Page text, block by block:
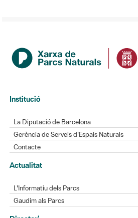
Institució
Gerència de Serveis d'Espais Naturals
Actualitat
L'Informatiu dels Parcs
Gaudim als Parcs
Directori de contacte